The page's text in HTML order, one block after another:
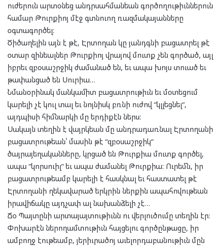
ուժերուն արտօնեց անդրսահմանեան գործողութիւններուն
համար Թուրքիոյ մէջ գտնուող ռազմակայանները
օգտագործել:
Ծիծաղելին այն է թէ, Էրտողան կը յանդգնի բացատրել թէ
օտար զինեալներ Թուրքիոյ վրայով մուտք չեն գործած, այլ
իբրեւ զբօսաշրջիկ ժամանած են, եւ ապա խոյս տուած եւ
թափանցած են Սուրիա…
Նմանօրինակ մանկամիտ բացատրութիւն եւ մօտեցում
կարելի չէ կուլ տալ եւ նոյնիսկ բռնի ուժով “կլլեցնել“,
այդպիսի հիմնարկի մը երդիքէն ներս:
Սակայն տեղին է վայրկեան մը անդրադառնալ Էրտողանի
բացատրութեան՝ մասին թէ “զբօսաշրջիկ“
ծայրայեղականները, կրցած են Թուրքիա մուտք գործել,
ապա “կորսուիլ“ եւ ապա ժամանել Թուրքիա: Ուրեմն, իր
բացատրութեամբ կարելի է հասկնալ եւ հաստատել թէ
Էրտողանի ղեկավարած երկրին ներքին ապահովութեան
իրավիճակը այդչափ ալ նախանձելի չէ…
Ճօ Պայտընի արտայայտութիւնն ու վերլուծումը տեղին էր:
Փոխարէն ներողամտութիւն հայցելու գործընթացը, իր
ամբողջ էութեամբ, յերիւրածոյ աւելորդաբանութիւն մըն